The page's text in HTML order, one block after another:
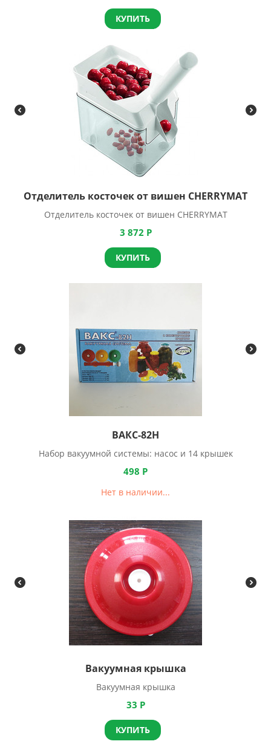
КУПИТЬ
Отделитель косточек от вишен CHERRYMAT
Отделитель косточек от вишен CHERRYMAT
3 872 Р
КУПИТЬ
ВАКС-82Н
Набор вакуумной системы: насос и 14 крышек
498 Р
Нет в наличии...
Вакуумная крышка
Вакуумная крышка
33 Р
КУПИТЬ